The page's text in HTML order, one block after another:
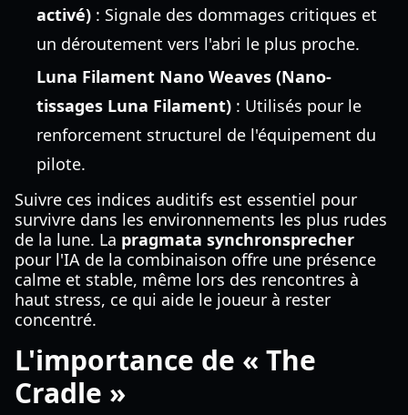
activé) : Signale des dommages critiques et
un déroutement vers l'abri le plus proche.
Luna Filament Nano Weaves (Nano-
tissages Luna Filament) : Utilisés pour le
renforcement structurel de l'équipement du
pilote.
Suivre ces indices auditifs est essentiel pour
survivre dans les environnements les plus rudes
de la lune. La pragmata synchronsprecher
pour l'IA de la combinaison offre une présence
calme et stable, même lors des rencontres à
haut stress, ce qui aide le joueur à rester
concentré.
L'importance de « The
Cradle »